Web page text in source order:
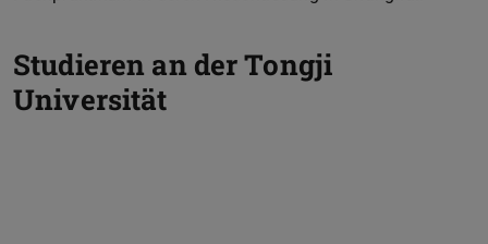
Studieren an der Tongji
Universität